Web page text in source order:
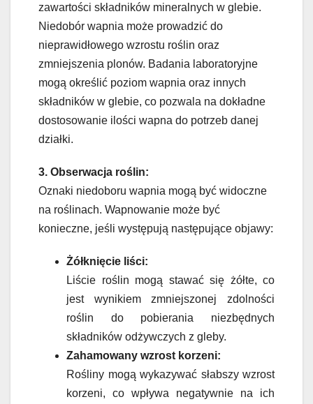
zawartości składników mineralnych w glebie.
Niedobór wapnia może prowadzić do
nieprawidłowego wzrostu roślin oraz
zmniejszenia plonów. Badania laboratoryjne
mogą określić poziom wapnia oraz innych
składników w glebie, co pozwala na dokładne
dostosowanie ilości wapna do potrzeb danej
działki.
3. Obserwacja roślin:
Oznaki niedoboru wapnia mogą być widoczne
na roślinach. Wapnowanie może być
konieczne, jeśli występują następujące objawy:
Żółknięcie liści:
Liście roślin mogą stawać się żółte, co
jest wynikiem zmniejszonej zdolności
roślin do pobierania niezbędnych
składników odżywczych z gleby.
Zahamowany wzrost korzeni:
Rośliny mogą wykazywać słabszy wzrost
korzeni, co wpływa negatywnie na ich